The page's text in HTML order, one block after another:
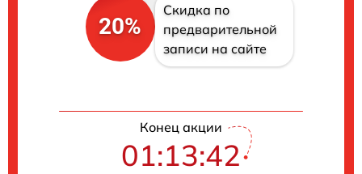
20%
Скидка по
предварительной
записи на сайте
Конец акции
01:13:42